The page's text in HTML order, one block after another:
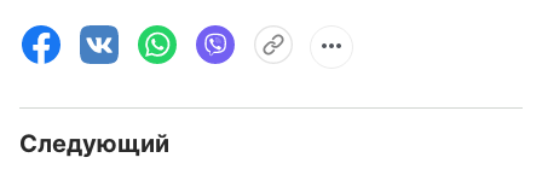
Он сходит среди людей начать период и
Это явление - не знамение, не образ.
Следующий